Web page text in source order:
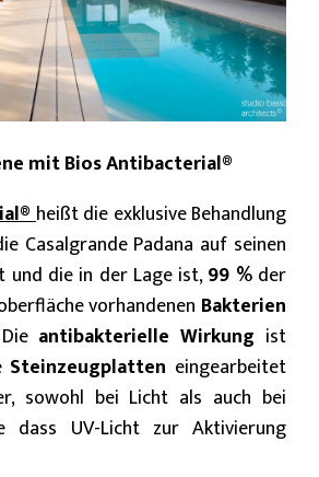
mit Bios Antibacterial®
heißt die exklusive Behandlung
Casalgrande Padana auf seinen
und die in der Lage ist,99 %der
vorhandenen Bakterien
antibakterielle Wirkung ist
Steinzeugplatten eingearbeitet
sowohl bei Licht als auch bei
dass UV-Licht zur Aktivierung